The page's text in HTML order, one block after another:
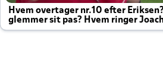
Hvem overtager nr.10 efter
glemmer sit pas? Hvem ringer
altid til efter kampe?